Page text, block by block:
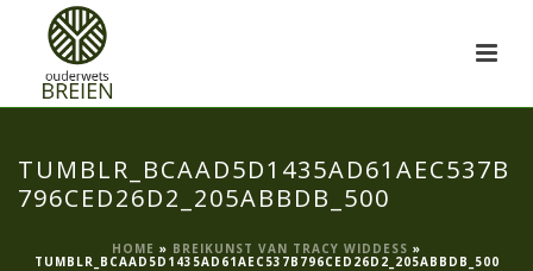
TUMBLR_BCAAD5D1435AD61AEC537B
796CED26D2_205ABBDB_500
HOME » BREIKUNST VAN TRACY WIDDESS »
TUMBLR_BCAAD5D1435AD61AEC537B796CED26D2_205ABBDB_500